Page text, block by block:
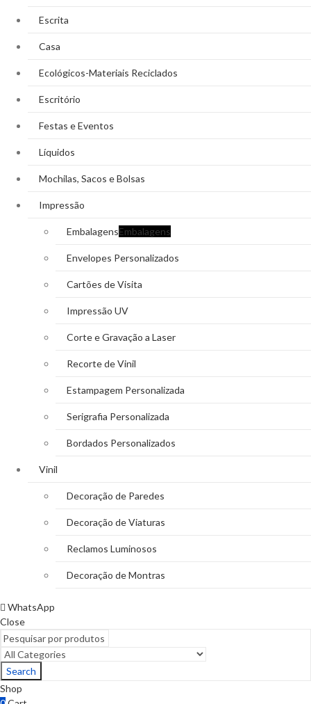
Escrita
Casa
Ecológicos-Materiais Reciclados
Escritório
Festas e Eventos
Líquidos
Mochilas, Sacos e Bolsas
Impressão
EmbalagensEmbalagens
Envelopes Personalizados
Cartões de Visita
Impressão UV
Corte e Gravação a Laser
Recorte de Vinil
Estampagem Personalizada
Serigrafia Personalizada
Bordados Personalizados
Vinil
Decoração de Paredes
Decoração de Viaturas
Reclamos Luminosos
Decoração de Montras
WhatsApp
Close
Search
Shop